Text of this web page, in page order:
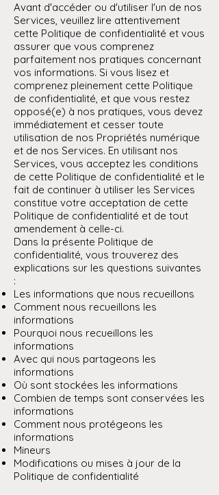
Avant d'accéder ou d'utiliser l'un de nos
Services, veuillez lire attentivement
cette Politique de confidentialité et vous
assurer que vous comprenez
parfaitement nos pratiques concernant
vos informations. Si vous lisez et
comprenez pleinement cette Politique
de confidentialité, et que vous restez
opposé(e) à nos pratiques, vous devez
immédiatement et cesser toute
utilisation de nos Propriétés numérique
et de nos Services. En utilisant nos
Services, vous acceptez les conditions
de cette Politique de confidentialité et le
fait de continuer à utiliser les Services
constitue votre acceptation de cette
Politique de confidentialité et de tout
amendement à celle-ci.
Dans la présente Politique de
confidentialité, vous trouverez des
explications sur les questions suivantes
:
Les informations que nous recueillons
Comment nous recueillons les
informations
Pourquoi nous recueillons les
informations
Avec qui nous partageons les
informations
Où sont stockées les informations
Combien de temps sont conservées les
informations
Comment nous protégeons les
informations
Mineurs
Modifications ou mises à jour de la
Politique de confidentialité